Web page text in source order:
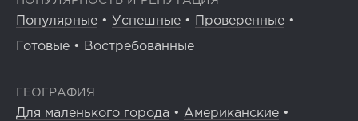
Популярные • Успешные • Проверенные •
Готовые • Востребованные
ГЕОГРАФИЯ
Для маленького города • Американские •